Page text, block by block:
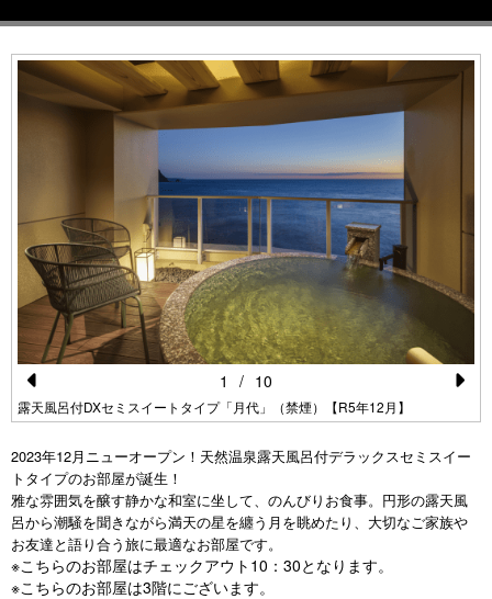
Pr
vi
o
u
s
露天風呂付DXセミスイートタイプ「月代」（禁煙）【R5年12月】
xt
1 / 10
2023年12月ニューオープン！天然温泉露天風呂付デラックスセミスイー
トタイプのお部屋が誕生！
雅な雰囲気を醸す静かな和室に坐して、のんびりお食事。円形の露天風
呂から潮騒を聞きながら満天の星を纏う月を眺めたり、大切なご家族や
お友達と語り合う旅に最適なお部屋です。
※こちらのお部屋はチェックアウト10：30となります。
※こちらのお部屋は3階にございます。